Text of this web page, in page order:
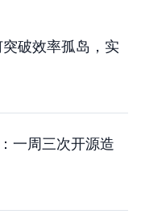
破效率孤岛，实
一周三次开源造